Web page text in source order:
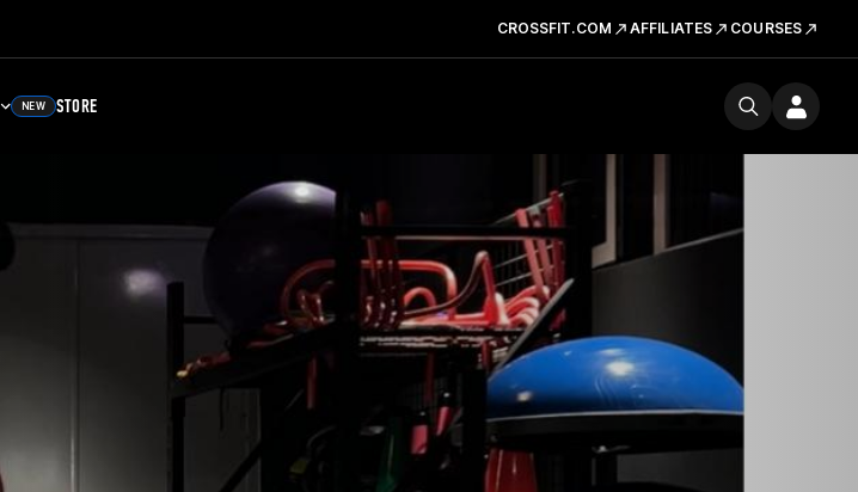
CROSSFIT.COM AFFILIATES COURSES
NEW STORE